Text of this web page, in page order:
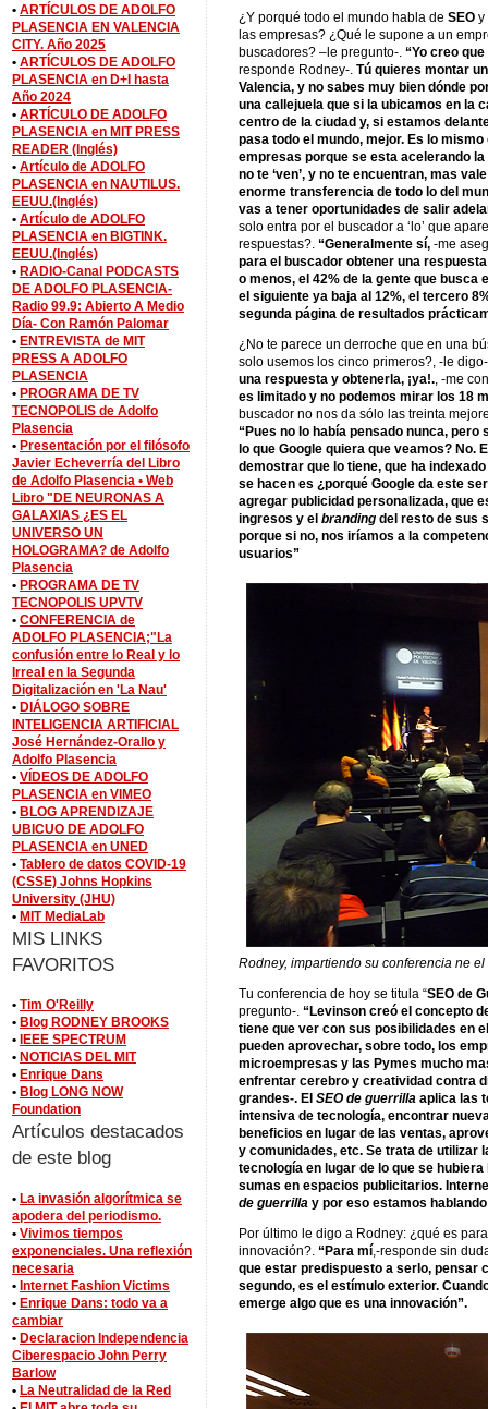
¿Y porqué todo el mundo habla de SEO y
las empresas? ¿Qué le supone a un
buscadores? –le pregunto-. “Yo creo
responde Rodney-. Tú quieres montar
Valencia, y no sabes muy bien dónde
una callejuela que si la ubicamos en la
centro de la ciudad y, si estamos
pasa todo el mundo, mejor. Es lo
empresas porque se esta acelerando
no te ‘ven’, y no te encuentran, mas
enorme transferencia de todo lo del
vas a tener oportunidades de salir
solo entra por el buscador a ‘lo’ que
respuestas?. “Generalmente sí, -me
para el buscador obtener una
o menos, el 42% de la gente que
el siguiente ya baja al 12%, el tercero
segunda página de resultados
¿No te parece un derroche que en una
solo usemos los cinco primeros?, -le
una respuesta y obtenerla, ¡ya!., -me
es limitado y no podemos mirar los 18
buscador no nos da sólo las treinta
“Pues no lo había pensado nunca,
lo que Google quiera que veamos? No.
demostrar que lo tiene, que ha
se hacen es ¿porqué Google da este
agregar publicidad personalizada, que
ingresos y el branding del resto de sus
porque si no, nos iríamos a la
usuarios”
Rodney, impartiendo su conferencia ne
Tu conferencia de hoy se titula “SEO de
pregunto-. “Levinson creó el concepto
tiene que ver con sus posibilidades en
pueden aprovechar, sobre todo, los
microempresas y las Pymes mucho
enfrentar cerebro y creatividad contra
grandes-. El SEO de guerrilla aplica las
intensiva de tecnología, encontrar
beneficios en lugar de las ventas,
y comunidades, etc. Se trata de utilizar
tecnología en lugar de lo que se
sumas en espacios publicitarios.
de guerrilla y por eso estamos
Por último le digo a Rodney: ¿qué es
innovación?. “Para mí,-responde sin
que estar predispuesto a serlo, pensar
segundo, es el estímulo exterior.
emerge algo que es una innovación”.
• ARTÍCULOS DE ADOLFO
PLASENCIA EN VALENCIA
CITY. Año 2025
• ARTÍCULOS DE ADOLFO
PLASENCIA en D+I hasta
Año 2024
• ARTÍCULO DE ADOLFO
PLASENCIA en MIT PRESS
READER (Inglés)
• Artículo de ADOLFO
PLASENCIA en NAUTILUS.
EEUU.(Inglés)
• Artículo de ADOLFO
PLASENCIA en BIGTINK.
EEUU.(Inglés)
• RADIO-Canal PODCASTS
DE ADOLFO PLASENCIA-
Radio 99.9: Abierto A Medio
Día- Con Ramón Palomar
• ENTREVISTA de MIT
PRESS A ADOLFO
PLASENCIA
• PROGRAMA DE TV
TECNOPOLIS de Adolfo
Plasencia
• Presentación por el filósofo
Javier Echeverría del Libro
de Adolfo Plasencia • Web
Libro "DE NEURONAS A
GALAXIAS ¿ES EL
UNIVERSO UN
HOLOGRAMA? de Adolfo
Plasencia
• PROGRAMA DE TV
TECNOPOLIS UPVTV
• CONFERENCIA de
ADOLFO PLASENCIA;"La
confusión entre lo Real y lo
Irreal en la Segunda
Digitalización en 'La Nau'
• DIÁLOGO SOBRE
INTELIGENCIA ARTIFICIAL
José Hernández-Orallo y
Adolfo Plasencia
• VÍDEOS DE ADOLFO
PLASENCIA en VIMEO
• BLOG APRENDIZAJE
UBICUO DE ADOLFO
PLASENCIA en UNED
• Tablero de datos COVID-19
(CSSE) Johns Hopkins
University (JHU)
• MIT MediaLab
MIS LINKS
FAVORITOS
• Tim O'Reilly
• Blog RODNEY BROOKS
• IEEE SPECTRUM
• NOTICIAS DEL MIT
• Enrique Dans
• Blog LONG NOW
Foundation
Artículos destacados
de este blog
• La invasión algorítmica se
apodera del periodismo.
• Vivimos tiempos
exponenciales. Una reflexión
necesaria
• Internet Fashion Victims
• Enrique Dans: todo va a
cambiar
• Declaracion Independencia
Ciberespacio John Perry
Barlow
• La Neutralidad de la Red